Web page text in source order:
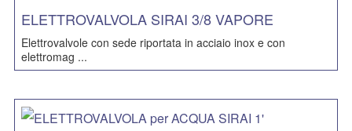
ELETTROVALVOLA SIRAI 3/8 VAPORE
Elettrovalvole con sede riportata in acciaio inox e con
elettromag ...